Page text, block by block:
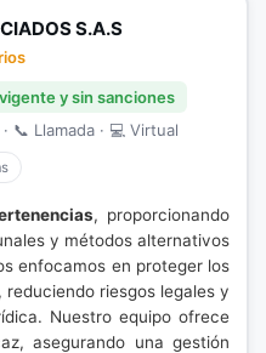
S.A.S
y sin sanciones
📞 Llamada · 💻 Virtual
, proporcionando
y métodos alternativos
enfocamos en proteger los
riesgos legales y
Nuestro equipo ofrece
asegurando una gestión